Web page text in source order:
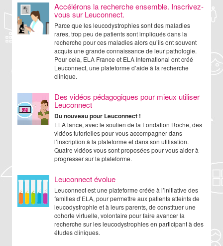
Accélérons la recherche ensemble. Inscrivez-
vous sur Leuconnect.
Parce que les leucodystrophies sont des maladies
rares, trop peu de patients sont impliqués dans la
recherche pour ces maladies alors qu’ils ont souvent
acquis une grande connaissance de leur pathologie.
Pour cela, ELA France et ELA International ont créé
Leuconnect, une plateforme d’aide à la recherche
clinique.
Des vidéos pédagogiques pour mieux utiliser
Leuconnect
Du nouveau pour Leuconnect !
ELA lance, avec le soutien de la Fondation Roche, des
vidéos tutorielles pour vous accompagner dans
l’inscription à la plateforme et dans son utilisation.
Quatre vidéos vous sont proposées pour vous aider à
progresser sur la plateforme.
Leuconnect évolue
Leuconnect est une plateforme créée à l’initiative des
familles d’ELA, pour permettre aux patients atteints de
leucodystrophie et à leurs parents, de constituer une
cohorte virtuelle, volontaire pour faire avancer la
recherche sur les leucodystrophies en participant à des
études cliniques.